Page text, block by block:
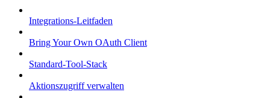
Integrations-Leitfaden
Bring Your Own OAuth Client
Standard-Tool-Stack
Aktionszugriff verwalten